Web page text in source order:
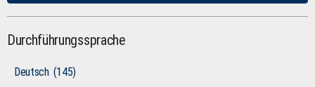
Durchführungssprache
Deutsch (145)